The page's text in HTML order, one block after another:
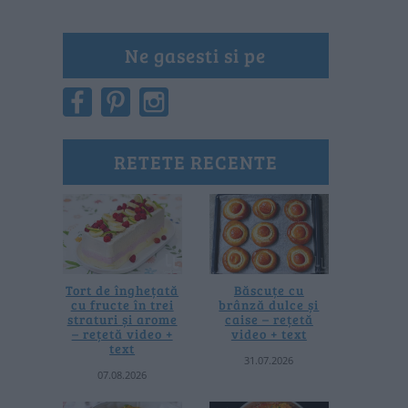
Ne gasesti si pe
RETETE RECENTE
Tort de înghețată
cu fructe în trei
straturi și arome
– rețetă video +
text
07.08.2026
Băscuțe cu
brânză dulce și
caise – rețetă
video + text
31.07.2026